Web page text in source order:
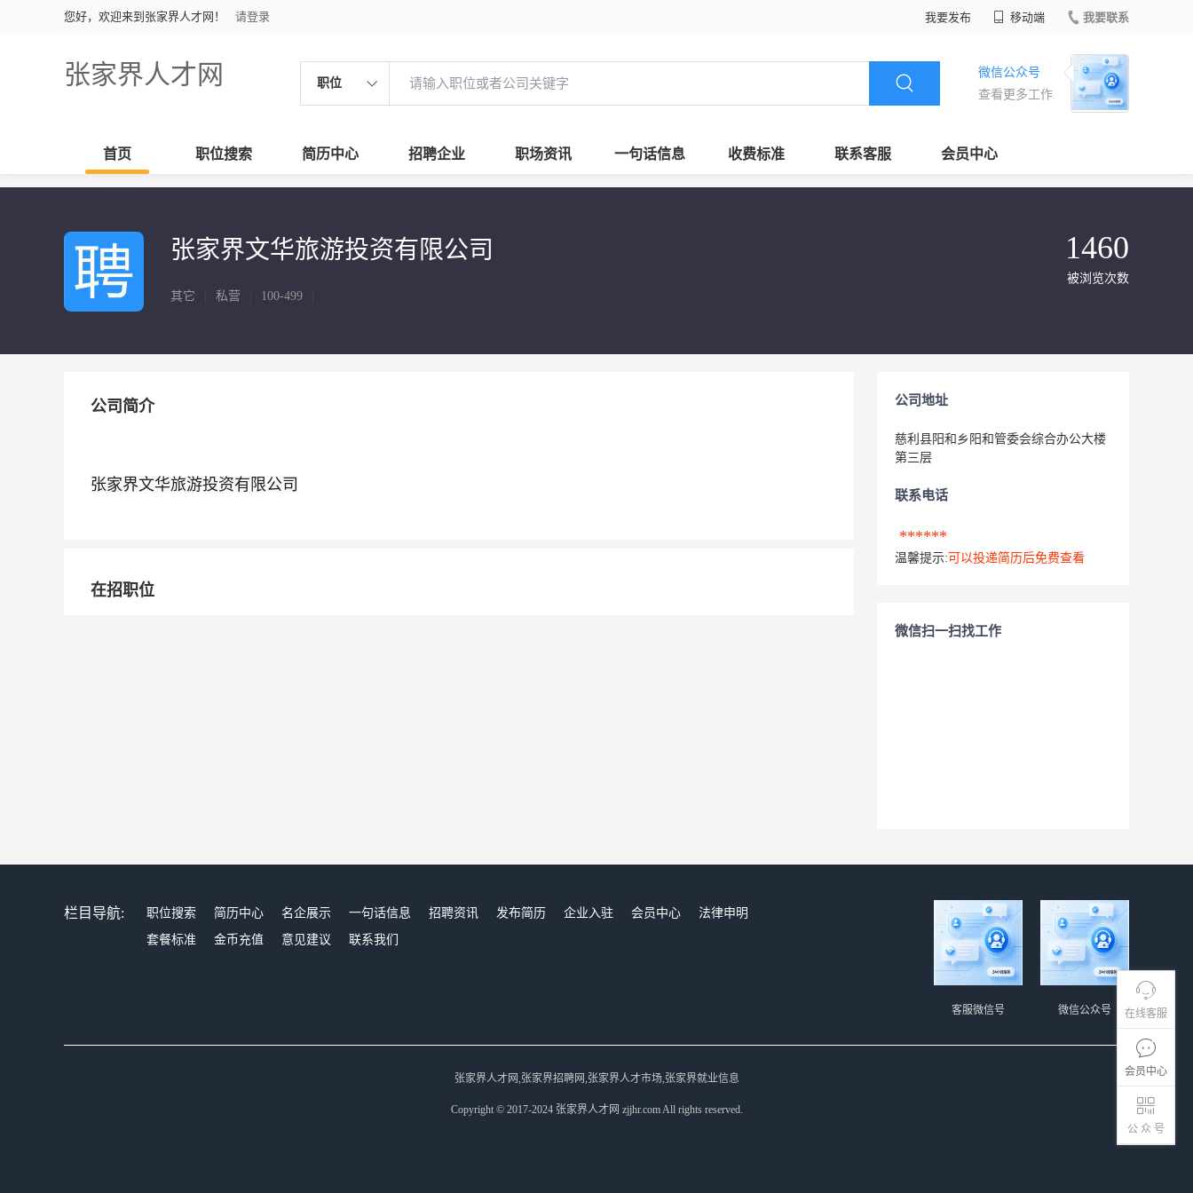
您好，欢迎来到张家界人才网！ 请登录 我要发布 移动端 我要联系
张家界人才网 职位
微信公众号
查看更多工作
首页 职位搜索 简历中心 招聘企业 职场资讯 一句话信息 收费标准 联系客服 会员中心
在线客服
会员中心
公 众 号
张家界文华旅游投资有限公司
其它 私营 100-499
1460
被浏览次数
公司简介
张家界文华旅游投资有限公司
在招职位
公司地址
慈利县阳和乡阳和管委会综合办公大楼
第三层
联系电话
******
温馨提示: 可以投递简历后免费查看
微信扫一扫找工作
栏目导航: 职位搜索 简历中心 名企展示 一句话信息 招聘资讯 发布简历 企业入驻 会员中心
法律申明
套餐标准
金币充值 意见建议 联系我们
微信公众号
客服微信号
张家界人才网,张家界招聘网,张家界人才市场,张家界就业信息
Copyright © 2017-2024 张家界人才网 zjjhr.com All rights reserved.